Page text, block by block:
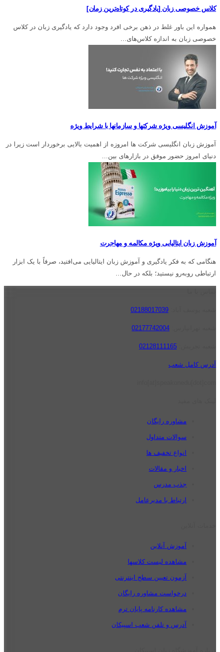
کلاس خصوصی زبان [یادگیری در کوتاه‌ترین زمان]
همواره این باور غلط در ذهن برخی افرد وجود دارد که یادگیری زبان در کلاس
خصوصی زبان به اندازه کلاس‌های…
آموزش انگلیسی ویژه شرکتها و سازمانها با شرایط ویژه
آموزش زبان انگلیسی شرکت ها امروزه از اهمیت بالایی برخوردار است زیرا در
دنیای امروز حضور موفق در بازارهای بين…
آموزش زبان ایتالیایی ویژه مکالمه و مهاجرت
هنگامی که به فکر یادگیری و آموزش زبان ایتالیایی می‌افتید، صرفاً با یک ابزار
ارتباطی روبه‌رو نیستید؛ بلکه در حال…
02188017039
02177742004
02128111165
آدرس کامل شعب
مشاوره رایگان
سوالات متداول
انواع تخفیف ها
اخبار و مقالات
جذب مدرس
ارتباط با مدیرعامل
آموزش آنلاین
مشاهده لیست کلاسها
آزمون تعیین سطح اینترنتی
درخواست مشاوره رایگان
مشاهده کارنامه پایان ترم
آدرس و تلفن شعب اسپیکان